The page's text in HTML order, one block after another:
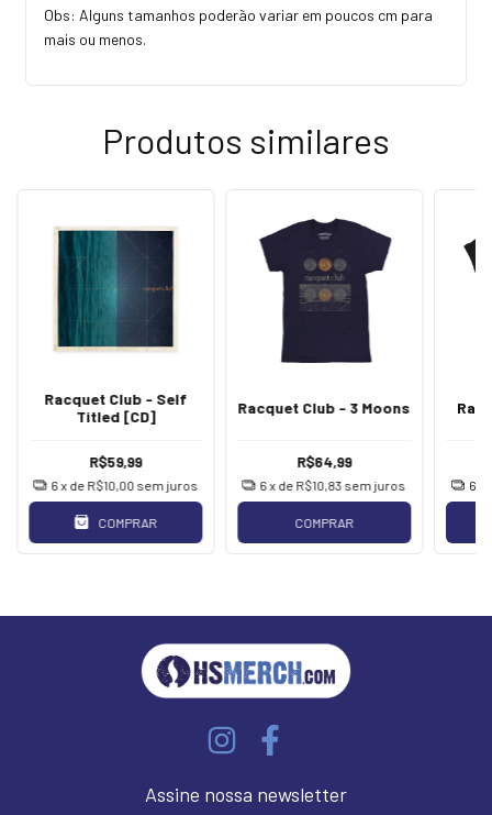
Obs: Alguns tamanhos poderão variar em poucos cm para
mais ou menos.
Produtos similares
Racquet Club - Self
Titled [CD]
R$59,99
6x de R$10,00 sem juros
COMPRAR
Racquet Club - 3 Moons
R$64,99
6 x de R$10,83 sem juros
COMPRAR
6
Assine nossa newsletter